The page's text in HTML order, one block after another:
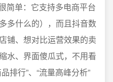
简单：它支持多电商平台
多什么的），而且抖音数
铺、想对比运营效果的卖
水、界面傻瓜式，不用看
排行”、“流量高峰分析”